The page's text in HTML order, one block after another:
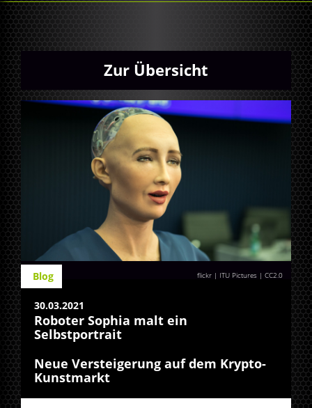
Zur Übersicht
flickr | ITU Pictures |CC2.0
Blog
30.03.2021
Roboter Sophia malt ein
Selbstportrait
Neue Versteigerung auf dem Krypto-
Kunstmarkt